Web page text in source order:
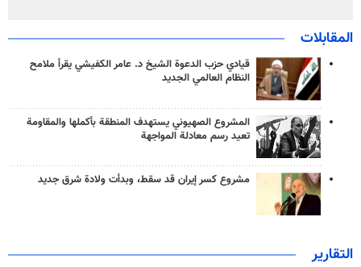
المقابلات
قيادي حزب الدعوة الشيخ د. عامر الكفيشي يقرأ ملامح
النظام العالمي الجديد
المشروع الصهيوني يستهدف المنطقة بأكملها والمقاومة
تعيد رسم معادلة المواجهة
مشروع كسر إيران قد سقط، وبدأت ولادة شرق جديد
التقارير